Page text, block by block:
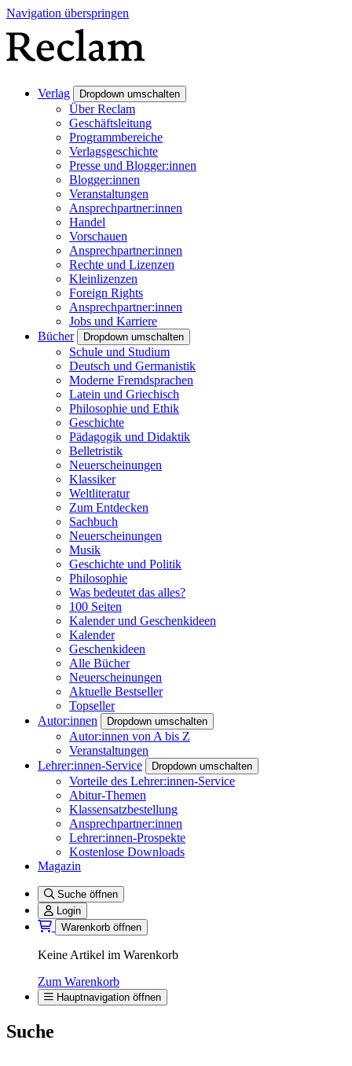
Navigation überspringen
Verlag Dropdown umschalten
Über Reclam
Geschäftsleitung
Programmbereiche
Verlagsgeschichte
Presse und Blogger:innen
Blogger:innen
Veranstaltungen
Ansprechpartner:innen
Handel
Vorschauen
Ansprechpartner:innen
Rechte und Lizenzen
Kleinlizenzen
Foreign Rights
Ansprechpartner:innen
Jobs und Karriere
Bücher
Dropdown umschalten
Schule und Studium
Deutsch und Germanistik
Moderne Fremdsprachen
Latein und Griechisch
Philosophie und Ethik
Geschichte
Pädagogik und Didaktik
Belletristik
Neuerscheinungen
Klassiker
Weltliteratur
Zum Entdecken
Sachbuch
Neuerscheinungen
Musik
Geschichte und Politik
Philosophie
Was bedeutet das alles?
100 Seiten
Kalender und Geschenkideen
Kalender
Geschenkideen
Alle Bücher
Neuerscheinungen
Aktuelle Bestseller
Topseller
Autor:innen
Dropdown umschalten
Autor:innen von A bis Z
Veranstaltungen
Lehrer:innen-Service
Dropdown umschalten
Vorteile des Lehrer:innen-Service
Abitur-Themen
Klassensatzbestellung
Ansprechpartner:innen
Lehrer:innen-Prospekte
Kostenlose Downloads
Magazin
Suche öffnen
Login
Warenkorb öffnen
Keine Artikel im Warenkorb
Zum Warenkorb
Hauptnavigation öffnen
Suche